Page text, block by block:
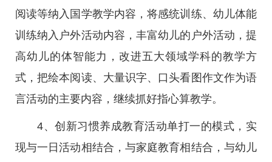
阅读等纳入国学教学内容，将感统训练、幼儿体能
训练纳入户外活动内容，丰富幼儿的户外活动，提
高幼儿的体智能力，改进五大领域学科的教学方
式，把绘本阅读、大量识字、口头看图作文作为语
言活动的主要内容，继续抓好指心算教学。
4、创新习惯养成教育活动单打一的模式，实
现与一日活动相结合，与家庭教育相结合，与幼儿